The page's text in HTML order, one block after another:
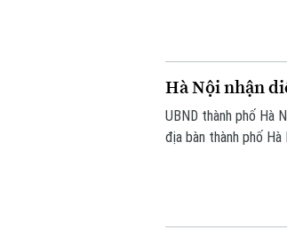
Hà Nội nhận
UBND thành phố Hà
địa bàn thành phố